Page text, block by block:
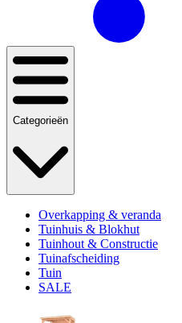
Categorieën
Overkapping & veranda
Tuinhuis & Blokhut
Tuinhout & Constructie
Tuinafscheiding
Tuin
SALE